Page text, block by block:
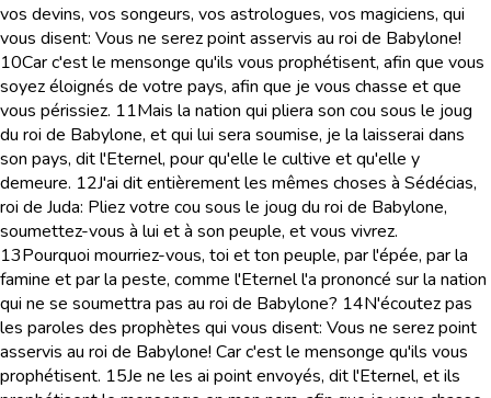
vos devins, vos songeurs, vos astrologues, vos magiciens, qui
vous disent: Vous ne serez point asservis au roi de Babylone!
10Car c'est le mensonge qu'ils vous prophétisent, afin que vous
soyez éloignés de votre pays, afin que je vous chasse et que
vous périssiez. 11Mais la nation qui pliera son cou sous le joug
du roi de Babylone, et qui lui sera soumise, je la laisserai dans
son pays, dit l'Eternel, pour qu'elle le cultive et qu'elle y
demeure. 12J'ai dit entièrement les mêmes choses à Sédécias,
roi de Juda: Pliez votre cou sous le joug du roi de Babylone,
soumettez-vous à lui et à son peuple, et vous vivrez.
13Pourquoi mourriez-vous, toi et ton peuple, par l'épée, par la
famine et par la peste, comme l'Eternel l'a prononcé sur la nation
qui ne se soumettra pas au roi de Babylone? 14N'écoutez pas
les paroles des prophètes qui vous disent: Vous ne serez point
asservis au roi de Babylone! Car c'est le mensonge qu'ils vous
prophétisent. 15Je ne les ai point envoyés, dit l'Eternel, et ils